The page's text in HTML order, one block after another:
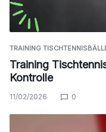
TRAINING
Training
Kontrolle
11/02/2026 0